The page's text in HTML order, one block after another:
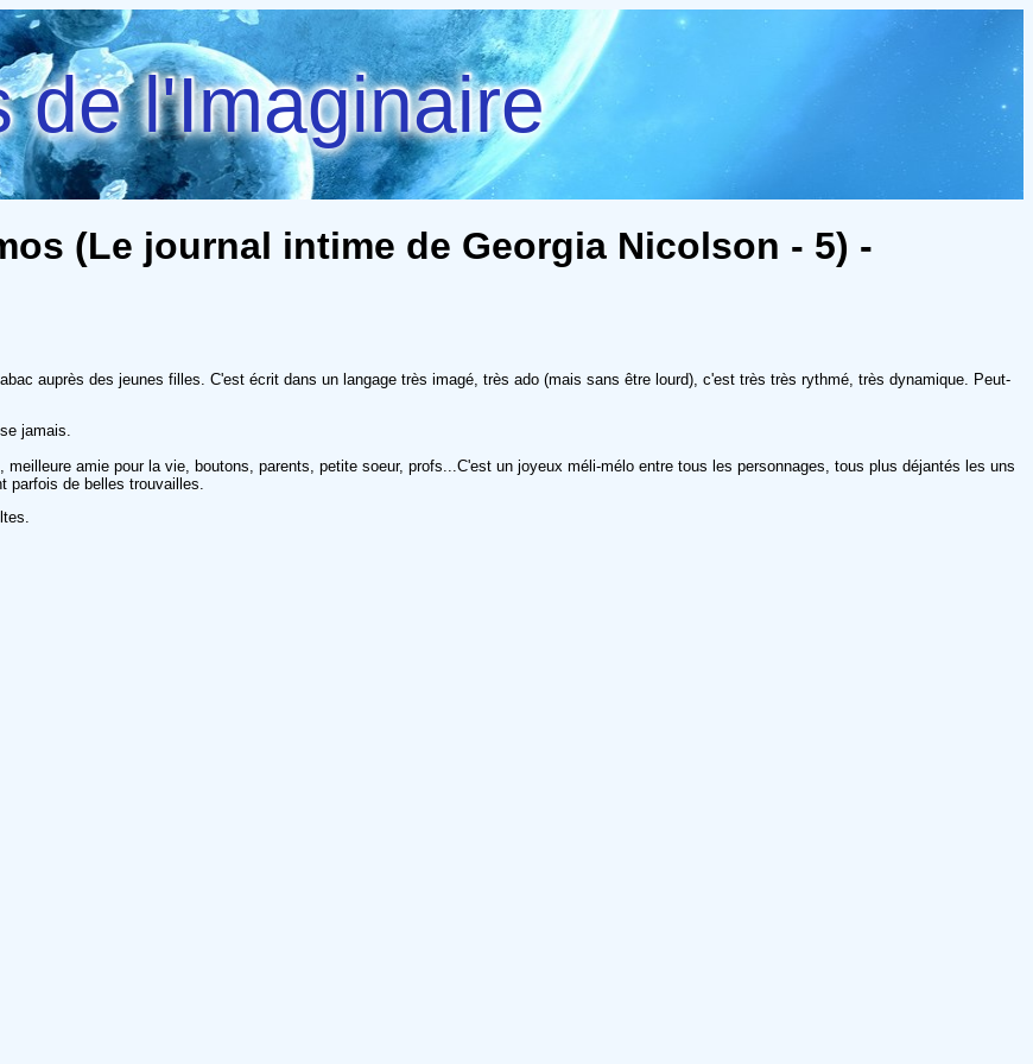
de l'Imaginaire
(Le journal intime de Georgia Nicolson - 5) -
auprès des jeunes filles. C'est écrit dans un langage très imagé, très ado (mais sans être lourd), c'est très très rythmé, très dynamique. Peut-
jamais.
amie pour la vie, boutons, parents, petite soeur, profs...C'est un joyeux méli-mélo entre tous les personnages, tous plus déjantés les uns
parfois de belles trouvailles.